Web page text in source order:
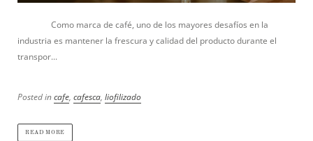
Como marca de café, uno de los mayores desafíos en la
industria es mantener la frescura y calidad del producto durante el
transpor...
Posted in cafe cafesca liofilizado
READ MORE